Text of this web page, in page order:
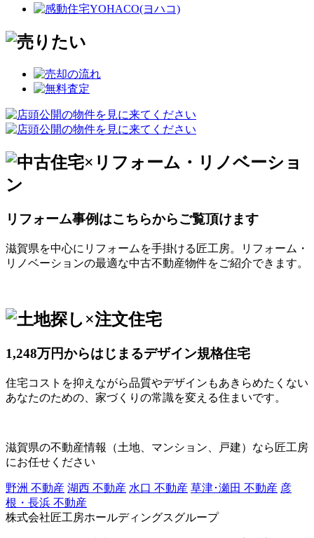
リフォーム事例はこちらからご覧頂けます
滋賀県を中心にリフォームを手掛ける匠工房。リフォーム・
リノベーションの最適な中古不動産物件をご紹介できます。
1,248万円からはじまるデザイン規格住宅
住宅コストを抑えながら品質やデザインもあきらめたくない
あなたのための、家づくりの常識を変える住まいです。
滋賀県の不動産情報（土地、マンション、戸建）なら匠工房
にお任せください
野洲 不動産 湖西 不動産 水口 不動産 草津･瀬田 不動産 彦
根・長浜 不動産
株式会社匠工房ホールディングスグループ